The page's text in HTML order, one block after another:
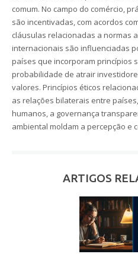
comum. No campo do comércio,
são incentivadas, com acordos
cláusulas relacionadas a normas
internacionais são influenciadas
países que incorporam princípios
probabilidade de atrair
valores. Princípios éticos
as relações bilaterais entre
humanos, a governança
ambiental moldam a percepção e
ARTIGOS